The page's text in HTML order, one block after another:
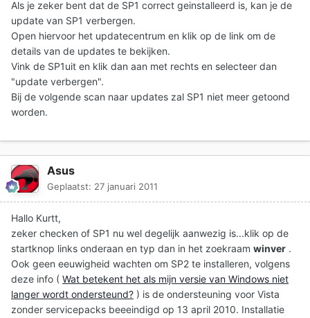
Als je zeker bent dat de SP1 correct geinstalleerd is, kan je de
update van SP1 verbergen.
Open hiervoor het updatecentrum en klik op de link om de
details van de updates te bekijken.
Vink de SP1uit en klik dan aan met rechts en selecteer dan
"update verbergen".
Bij de volgende scan naar updates zal SP1 niet meer getoond
worden.
Asus
Geplaatst: 27 januari 2011
Hallo Kurtt,
zeker checken of SP1 nu wel degelijk aanwezig is...klik op de
startknop links onderaan en typ dan in het zoekraam winver .
Ook geen eeuwigheid wachten om SP2 te installeren, volgens
deze info ( Wat betekent het als mijn versie van Windows niet
langer wordt ondersteund? ) is de ondersteuning voor Vista
zonder servicepacks beeeindigd op 13 april 2010. Installatie